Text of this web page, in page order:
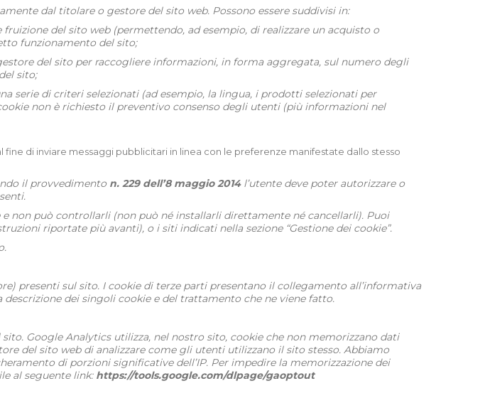
dal titolare o gestore del sito web. Possono essere suddivisi in:
del sito web (permettendo, ad esempio, di realizzare un acquisto o
funzionamento del sito;
del sito per raccogliere informazioni, in forma aggregata, sul numero degli
sito;
serie di criteri selezionati (ad esempio, la lingua, i prodotti selezionati per
non è richiesto il preventivo consenso degli utenti (più informazioni nel
di inviare messaggi pubblicitari in linea con le preferenze manifestate dallo stesso
il provvedimento n. 229 dell’8 maggio 2014l’utente deve poter autorizzare o
non può controllarli (non può né installarli direttamente né cancellarli). Puoi
riportate più avanti), o i siti indicati nella sezione “Gestione dei cookie”.
presenti sul sito. I cookie di terze parti presentano il collegamento all’informativa
dei singoli cookie e del trattamento che ne viene fatto.
Google Analytics utilizza, nel nostro sito, cookie che non memorizzano dati
del sito web di analizzare come gli utenti utilizzano il sito stesso. Abbiamo
di porzioni significative dell’IP. Per impedire la memorizzazione dei
al seguente link: https://tools.google.com/dlpage/gaoptout